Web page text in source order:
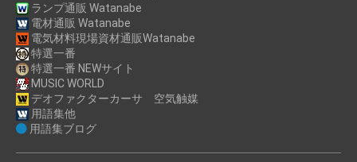
ランプ通販 Watanabe
電材通販 Watanabe
電気材料現場資材通販Watanabe
特選一番
特選一番 NEWサイト
MUSIC WORLD
デオファクターカーサ 空気触媒
用語集他
用語集ブログ